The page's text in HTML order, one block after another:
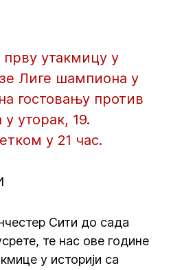
утакмицу у
Лиге шампиона у
гостовању против
уторак, 19.
у 21 час.
Сити до сада
те нас ове године
у историји са